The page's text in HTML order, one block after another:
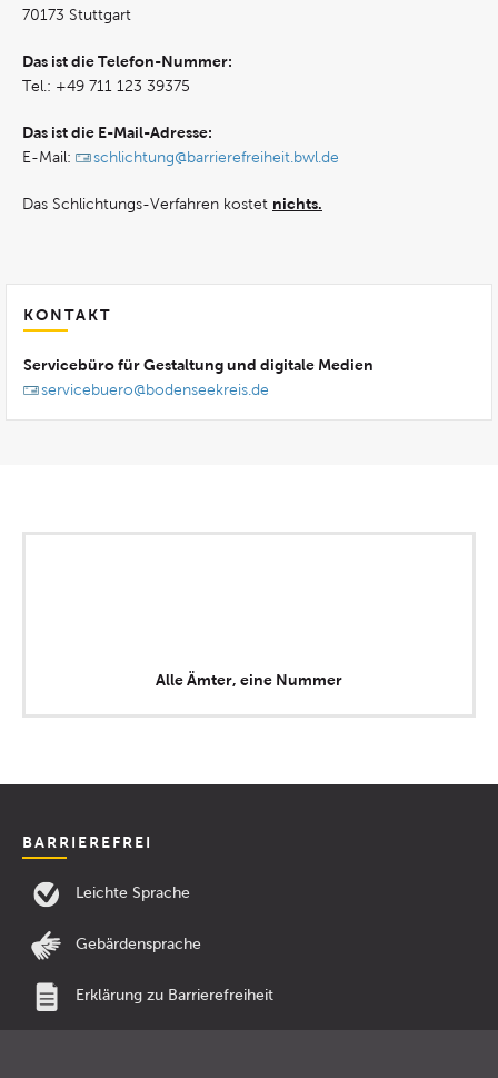
70173 Stuttgart
Das ist die Telefon-Nummer:
Tel.: +49 711 123 39375
Das ist die E-Mail-Adresse:
E-Mail: schlichtung@barrierefreiheit.bwl.de
Das Schlichtungs-Verfahren kostet nichts.
KONTAKT
Servicebüro für Gestaltung und digitale Medien
servicebuero@bodenseekreis.de
Alle Ämter, eine Nummer
BARRIEREFREI
Leichte Sprache
Gebärdensprache
Erklärung zu Barrierefreiheit